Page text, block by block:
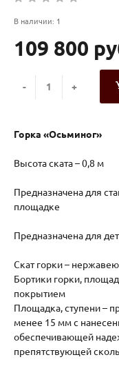
В наличии: 1
109 800
- +
Горка «Осьминог»
Высота ската – 0,8 м
Предназначена для
площадке
Предназначена для
Скат горки –
Бортики горки,
покрытием
Площадка, ступени –
менее 15 мм с
обеспечивающей
препятствующей